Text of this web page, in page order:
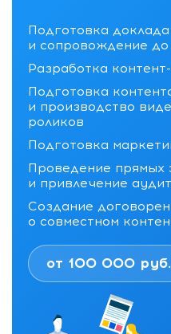
Подготовка доклада
и сопровождение до
Разработка
Подготовка
и производство
роликов
Подготовка
Проведение прямых
и привлечение
Создание
о совместном
от 100 000 руб.